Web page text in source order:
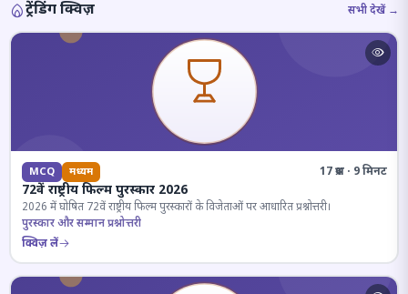
ट्रेंडिंग क्विज़ सभी देखें →
MCQ मध्यम 17 प्रश्न · 9 मिनट
72वें राष्ट्रीय फिल्म पुरस्कार 2026
2026 में घोषित 72वें राष्ट्रीय फिल्म पुरस्कारों के विजेताओं पर आधारित प्रश्नोत्तरी।
पुरस्कार और सम्मान प्रश्नोत्तरी
क्विज़ लें